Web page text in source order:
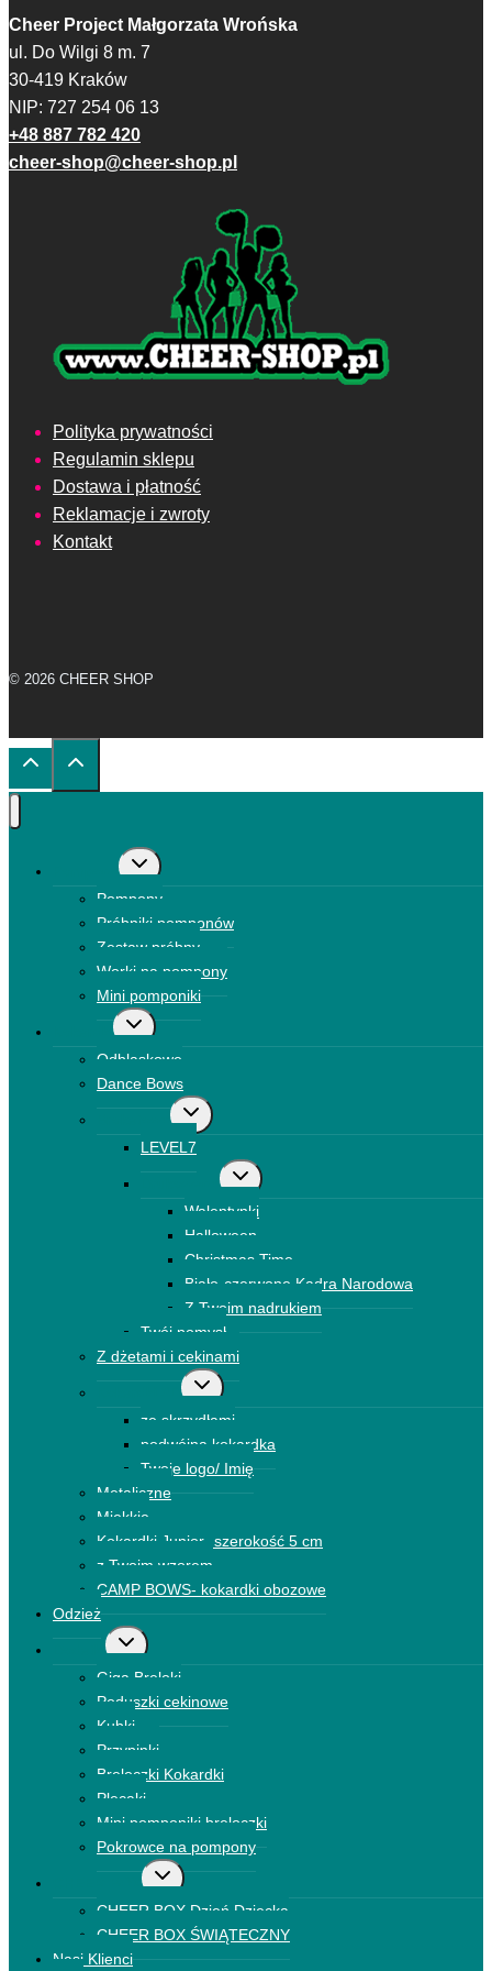
wybrać
Cheer Project Małgorzata Wrońska
ul. Do Wilgi 8 m. 7
30-419 Kraków
NIP: 727 254 06 13
+48 887 782 420
cheer-shop@cheer-shop.pl
Polityka prywatności
Regulamin sklepu
Dostawa i płatność
Reklamacje i zwroty
Kontakt
© 2026 CHEER SHOP
Przełącz
menu
Pompony
Próbniki pomponów
Zestaw próbny
Worki na pompony
Mini pomponiki
Przełącz
Odblaskowe
Dance Bows
Przełącz
menu
podrzędne
LEVEL7
Przełącz
menu
podrzędne
Walentynki
Halloween
Christmas Time
Biało-czerwone Kadra Narodowa
Z Twoim nadrukiem
Twój pomysł
Z dżetami i cekinami
Przełącz
menu
ze skrzydłami
podwójna kokardka
Twoje logo/ Imię
Metaliczne
Miękkie
Kokardki Junior- szerokość 5 cm
z Twoim wzorem
CAMP BOWS- kokardki obozowe
Odzież
Przełącz
Giga Breloki
Poduszki cekinowe
Kubki
Przypinki
Breloczki Kokardki
Plecaki
Mini pomponiki breloczki
Pokrowce na pompony
Przełącz
CHEER BOX Dzień Dziecka
CHEER BOX ŚWIĄTECZNY
Nasi Klienci